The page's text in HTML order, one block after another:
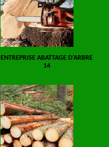
ENTREPRISE ABATTAGE D'ARBRE
14